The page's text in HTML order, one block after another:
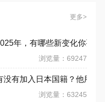
更多
年，有哪些新变化你要注
浏览量：69247
有加入日本国籍？他用了
浏览量：63245